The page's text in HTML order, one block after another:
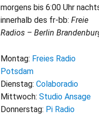
morgens bis 6:00 Uhr
innerhalb des fr-bb: Freie
Radios – Berlin
Montag: Freies Radio
Potsdam
Dienstag: Colaboradio
Mittwoch: Studio Ansage
Donnerstag: Pi Radio